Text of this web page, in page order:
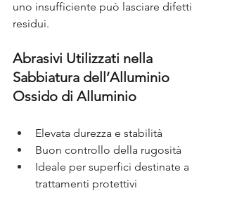
uno insufficiente può lasciare difetti
residui.
Abrasivi Utilizzati nella
Sabbiatura dell’Alluminio
Ossido di Alluminio
Elevata durezza e stabilità
Buon controllo della rugosità
Ideale per superfici destinate a
trattamenti protettivi